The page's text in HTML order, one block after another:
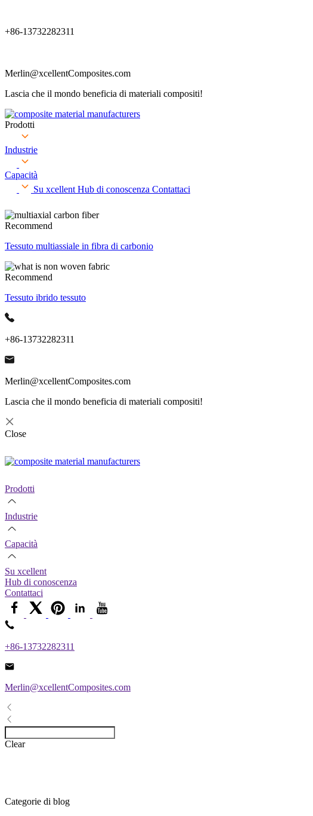
+86-13732282311
Merlin@xcellentComposites.com
Lascia che il mondo beneficia di materiali compositi!
Prodotti
Industrie
Capacità
Su xcellent Hub di conoscenza Contattaci
Recommend
Tessuto multiassiale in fibra di carbonio
Recommend
Tessuto ibrido tessuto
+86-13732282311
Merlin@xcellentComposites.com
Lascia che il mondo beneficia di materiali compositi!
Close
Prodotti
Industrie
Capacità
Su xcellent
Hub di conoscenza
Contattaci
+86-13732282311
Merlin@xcellentComposites.com
Clear
Categorie di blog